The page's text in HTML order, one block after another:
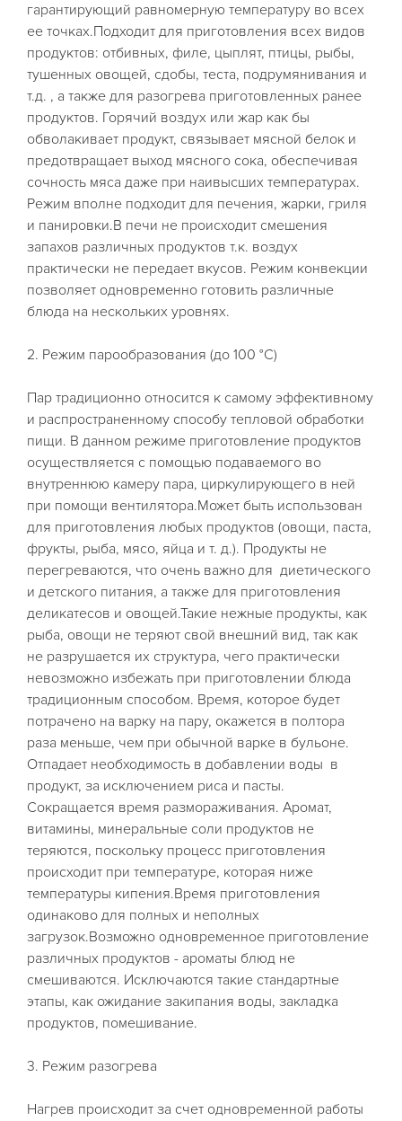
гарантирующий равномерную температуру во всех
ее точках.Подходит для приготовления всех видов
продуктов: отбивных, филе, цыплят, птицы, рыбы,
тушенных овощей, сдобы, теста, подрумянивания и
т.д. , а также для разогрева приготовленных ранее
продуктов. Горячий воздух или жар как бы
обволакивает продукт, связывает мясной белок и
предотвращает выход мясного сока, обеспечивая
сочность мяса даже при наивысших температурах.
Режим вполне подходит для печения, жарки, гриля
и панировки.В печи не происходит смешения
запахов различных продуктов т.к. воздух
практически не передает вкусов. Режим конвекции
позволяет одновременно готовить различные
блюда на нескольких уровнях.
2. Режим парообразования (до 100 °С)
Пар традиционно относится к самому эффективному
и распространенному способу тепловой обработки
пищи. В данном режиме приготовление продуктов
осуществляется с помощью подаваемого во
внутреннюю камеру пара, циркулирующего в ней
при помощи вентилятора.Может быть использован
для приготовления любых продуктов (овощи, паста,
фрукты, рыба, мясо, яйца и т. д.). Продукты не
перегреваются, что очень важно для диетического
и детского питания, а также для приготовления
деликатесов и овощей.Такие нежные продукты, как
рыба, овощи не теряют свой внешний вид, так как
не разрушается их структура, чего практически
невозможно избежать при приготовлении блюда
традиционным способом. Время, которое будет
потрачено на варку на пару, окажется в полтора
раза меньше, чем при обычной варке в бульоне.
Отпадает необходимость в добавлении воды в
продукт, за исключением риса и пасты.
Сокращается время размораживания. Аромат,
витамины, минеральные соли продуктов не
теряются, поскольку процесс приготовления
происходит при температуре, которая ниже
температуры кипения.Время приготовления
одинаково для полных и неполных
загрузок.Возможно одновременное приготовление
различных продуктов - ароматы блюд не
смешиваются. Исключаются такие стандартные
этапы, как ожидание закипания воды, закладка
продуктов, помешивание.
3. Режим разогрева
Нагрев происходит за счет одновременной работы